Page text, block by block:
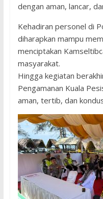
dengan aman, lancar,
Kehadiran personel di
diharapkan mampu
menciptakan
masyarakat.
Hingga kegiatan
Pengamanan Kuala
aman, tertib, dan